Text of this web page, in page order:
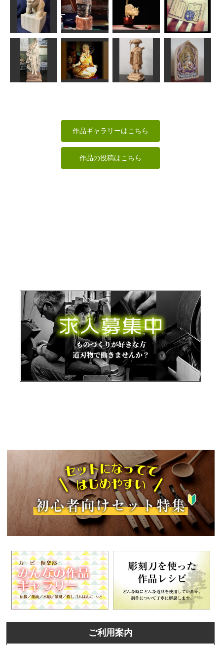
平成31年 年
賀状
ゴジュウカラ
あらやん
飛ぶゆでたま
ご
すずめようこ
2016年1月 版
画カレンダ
fuku
ゴリラ胸像
俊造
マヤの人
sigesama
ねこ
MINI
総版画豆本
「デンデンム
シノカナシ
ミ」
サジ
調心
修行僧
作品ギャラリーはこちら
作品の投稿はこちら
ご利用案内